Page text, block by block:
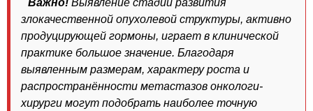
злокачественной опухолевой структуры, активно
продуцирующей гормоны, играет в клинической
практике большое значение. Благодаря
выявленным размерам, характеру роста и
распространённости метастазов онкологи-
хирурги могут подобрать наиболее точную